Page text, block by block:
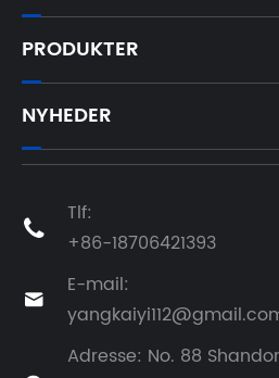
PRODUKTER
NYHEDER

Tlf:
+86-18706421393

E-mail:
Adresse: No. 88